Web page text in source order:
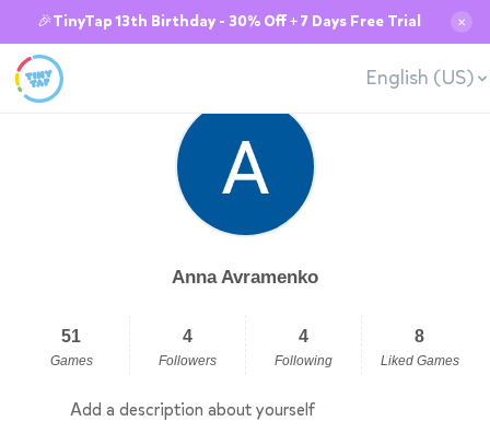
🎉TinyTap 13th Birthday - 30% Off + 7 Days Free Trial ✕
English (US)
Anna Avramenko
51
Games
4
Followers
4
Following
8
Liked Games
Add a description about yourself